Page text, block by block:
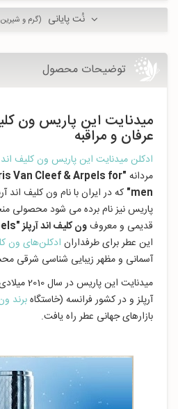
نُت پایانی (گرم و
توضیحات محصول
میدنایت این پاریس ون
عرفان و مراقبه
ادکلن میدنایت این پاریس ون کلیف اند
مردانه Van Cleef & Arpels for
men" که در ایران با نام ون کلیف اند
پاریس نیز نام برده می شود محصولی
قدیمی و معروفون کلیف اند آرپلز"Van Cleef & Arpels"
این عطر برای طرفداران ادکلن‌های ون
آسمانی و مظهر زیبایی شناسی شرقی
میدنایت
آرپلز و در کشور فرانسه (خاستگاهبرند
بازارهای جهانی عطر راه یافت.